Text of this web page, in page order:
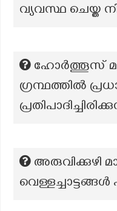
വ്യവസ്ഥ ചെയ്ത
ഹോർത്തൂസ്
ഗ്രന്ഥത്തിൽ
അരുവിക്കുഴി